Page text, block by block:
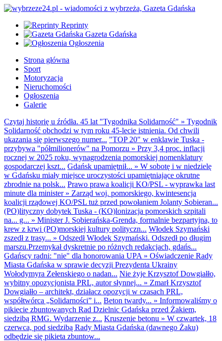
Reprinty
Gazeta Gdańska
Ogłoszenia
Strona główna
Sport
Motoryzacja
Nieruchomości
Ogłoszenia
Galerie
Czytaj historię u źródła. 45 lat "Tygodnika Solidarność" » Tygodnik
Solidarność obchodzi w tym roku 45-lecie istnienia. Od chwili
ukazania się pierwszego numer... "TOP 20" w enklawie Tuska -
przybywa "półmilionerów" na Pomorzu » Przy 3,4 proc. inflacji
rocznej w 2025 roku, wynagrodzenia pomorskiej nomenklatury
gospodarczej kszt... Gdańsk upamiętnił... » W sobotę i w niedzielę
w Gdańsku miały miejsce uroczystości upamiętniające okrutne
zbrodnie na polsk... Prawo prawa koalicji KO/PSL - wyprawka last
minute dla minister» Zarząd woj. pomorskiego, kwintesencja
koalicji rządowej KO/PSL tuż przed powołaniem Jolanty Sobieran...
(PO)lityczny dobytek Tuska - (KO)lonizacja pomorskich szpitali
na... g... » Minister J. Sobierańska-Grenda, formalnie bezpartyjna, to
krew z krwi (PO)morskiej kultury polityczn... Włodek Szymański
zszedł z trasy... » Odszedł Włodek Szymański. Odszedł po długim
marszu.Przemykał dyskretnie po różnych redakcjach, gdańs...
Gdańscy radni: "nie" dla honorowania UPA » Oświadczenie Rady
Miasta Gdańska w sprawie decyzji Prezydenta Ukrainy
Wołodymyra Zełenskiego o nadan... Nie żyje Krzysztof Dowgiałło,
wybitny opozycjonista PRL, autor słynnej... » Zmarł Krzysztof
Dowgiałło – architekt, działacz opozycji w czasach PRL,
współtwórca „Solidarności” i... Beton twardy... » Informowaliśmy o
pikiecie zbuntowanych Rad Dzielnic Gdańska przed Żakiem,
siedzibą RMG. Wydarzenie z... Kruszenie betonu » W czwartek, 18
czerwca, pod siedzibą Rady Miasta Gdańska (dawnego Żaku)
odbędzie się pikieta zbuntow...